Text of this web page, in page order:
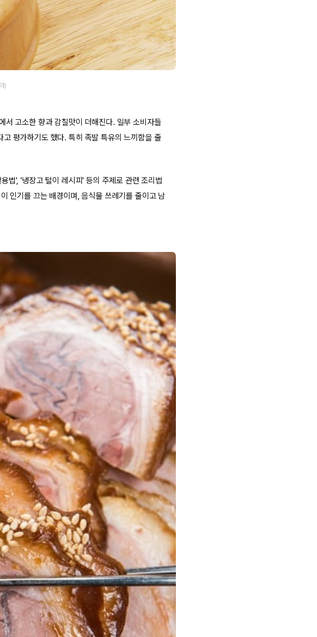
)
서 고소한 향과 감칠맛이 더해진다. 일부 소비자들
평가하기도 했다. 특히 족발 특유의 느끼함을 줄
법', '냉장고 털이 레시피' 등의 주제로 관련 조리법
인기를 끄는 배경이며, 음식물 쓰레기를 줄이고 남